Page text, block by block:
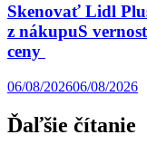
Skenovať Lidl
z nákupuS
ceny
06/08/202606/08/2026
Ďaľšie čítanie